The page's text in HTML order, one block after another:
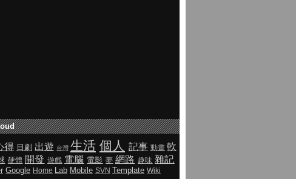
得 日劇 出遊 台灣 生活 個人 記事 動畫 軟
硬體 開發 遊戲 電腦 電影 夢 網路 趣味 雜記
Google Home Lab Mobile SVN Template Wiki